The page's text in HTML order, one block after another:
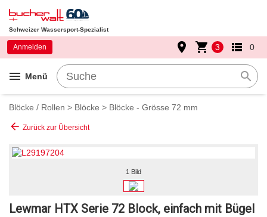
Schweizer Wassersport-Spezialist
menu Menü search
Anmelden place shopping_cart 3 view_list 0
Blöcke / Rollen > Blöcke > Blöcke - Grösse 72 mm
arrow_back Zurück zur Übersicht
1 Bild
Lewmar HTX Serie 72 Block, einfach mit Bügel